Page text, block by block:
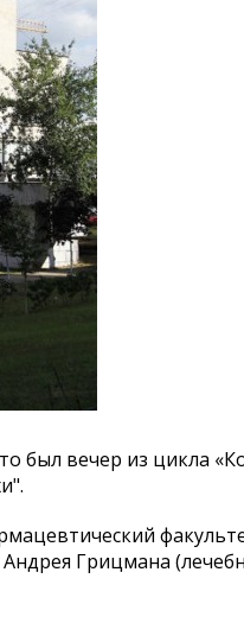
был вечер из цикла
Грицмана